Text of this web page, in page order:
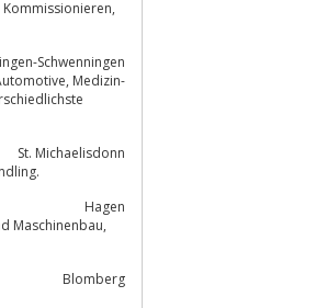
Schwenningen
Medizin-
St. Michaelisdonn
Hagen
Maschinenbau,
Blomberg